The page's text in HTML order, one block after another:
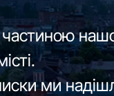
ми